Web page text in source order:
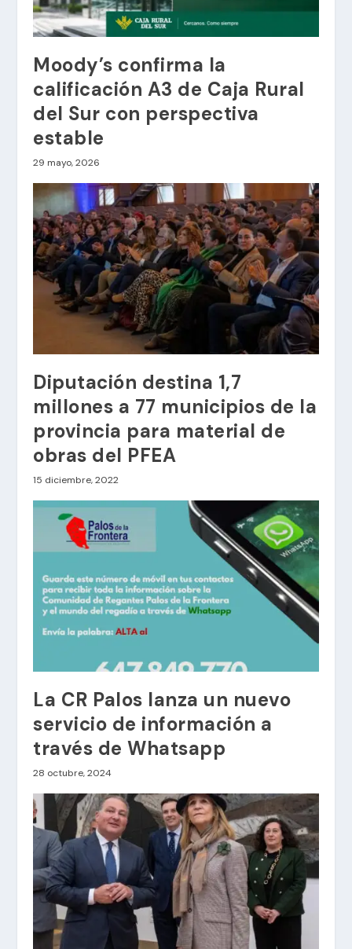
Moody’s confirma la
calificación A3 de Caja Rural
del Sur con perspectiva
estable
29 mayo, 2026
Diputación destina 1,7
millones a 77 municipios de la
provincia para material de
obras del PFEA
15 diciembre, 2022
La CR Palos lanza un nuevo
servicio de información a
través de Whatsapp
28 octubre, 2024